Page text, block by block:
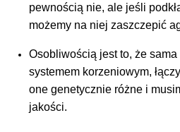
pewnością nie, ale jeśli
możemy na niej zaszczepić
Osobliwością jest to, że
systemem korzeniowym,
one genetycznie różne i
jakości.